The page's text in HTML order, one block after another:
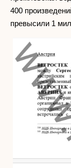
400
превысили 1